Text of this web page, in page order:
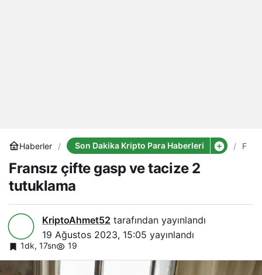
Haberler Son Dakika Kripto Para Haberleri
Fransız çifte gasp ve tacize 2
tutuklama
KriptoAhmet52 tarafından yayınlandı
19 Ağustos 2023, 15:05 yayınlandı
1dk, 17sn 19